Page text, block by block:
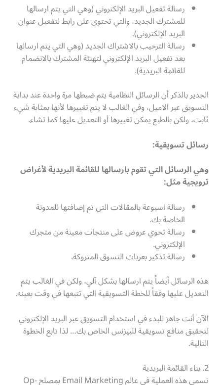
رسالة تفعيل البريد الإلكتروني (وهي التي يتم ارسالها
للمشترك الجديد، والتي تحتوى على رابط لتفعيل عنوان
البريد الإلكتروني).
رسالة الترحيب بالاشتراك الجديد (وهي التي يتم ارسالها
بعد تفعيل البريد الإلكتروني لتهنئة المشترك بالانضمام
للقائمة البريدية).
الجدير بالذكر أن الرسائل النظامية يتم ضبطها مرة واحدة عند بداية
التسويق عبر الاميل، وفي الغالب لا يتم تغييرها لأنها بمثابة شيء
ثابت، ولكن بالطبع يمكن تغييرها أو التعديل عليها كما تشاء.
رسائل تسويقية:
وهي الرسائل التي تقوم بارسالها للقائمة البريدية لأغراض
ترويجية مثل:
رسالة اسبوعة بالمقالات التي تم إضافتها للمدونة
الخاصة بك.
رسالة تحوي عروض على منتجات معينة من متجرك
الإلكتروني.
رسالة تذكير بعربات التسوق المتروكة.
هذه الرسائل أيضاً يتم ارسالها بشكل آلي، ولكن في الغالب يتم
التعديل عليها وفقاً للخطة التسويقية التي تتبعها في وقت بعينه.
الآن أنت جاهز للبدء في استخدام التسويق عبر البريد الإلكتروني
لتحقيق منافع تسويقية للبيزنس الخاص بك… لذا تابع الخطوة
التالية.
2. بناء القائمة البريدية
تسمي هذه العملية في عالم Email Marketing بمصلح Op-